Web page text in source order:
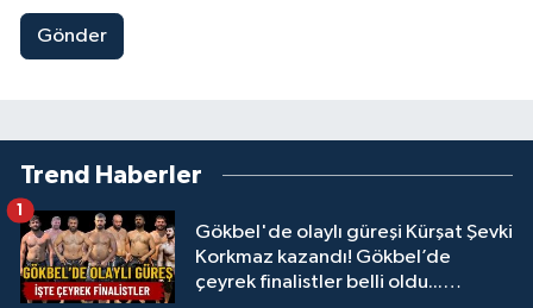
Gönder
Trend Haberler
Gökbel'de olaylı güreşi Kürşat Şevki
Korkmaz kazandı! Gökbel’de
çeyrek finalistler belli oldu...
1